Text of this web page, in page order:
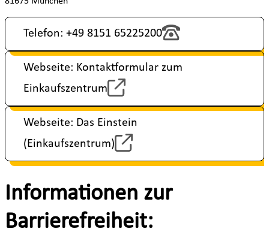
Telefon: +49 8151 65225200
Webseite: Kontaktformular zum
Einkaufszentrum
Webseite: Das Einstein
(Einkaufszentrum)
Informationen zur
Barrierefreiheit: